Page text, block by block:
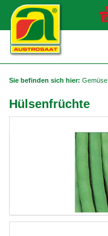
Sie befinden sich hier: Gemüse
Hülsenfrüchte